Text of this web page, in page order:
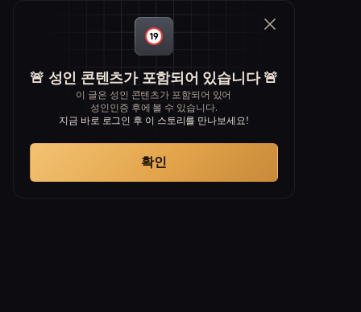
🚨 성인 콘텐츠가 포함되어 있습니다 🚨
이 글은 성인 콘텐츠가 포함되어 있어
성인인증 후에 볼 수 있습니다.
지금 바로 로그인 후 이 스토리를 만나보세요!
확인